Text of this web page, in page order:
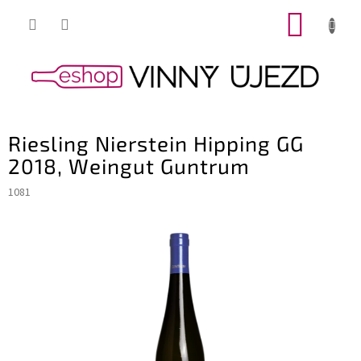
Riesling Nierstein Hipping GG
2018, Weingut Guntrum
1081